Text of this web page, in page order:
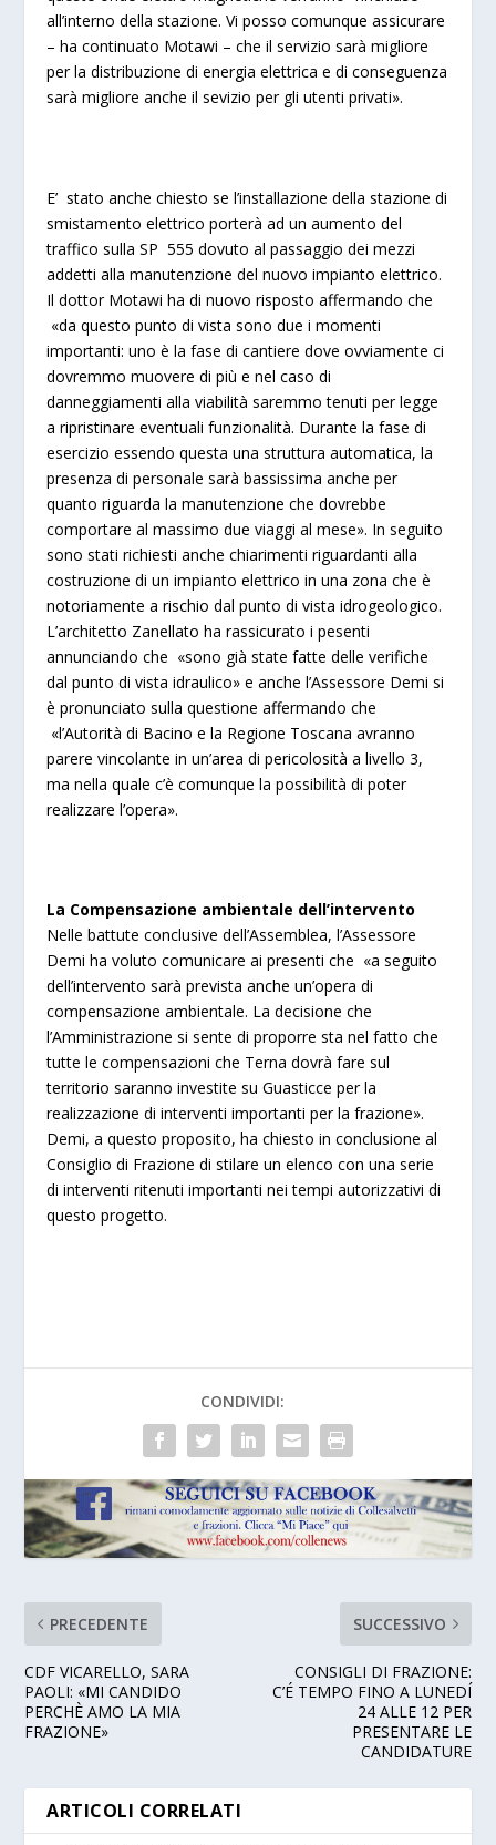
all’interno della stazione. Vi posso comunque assicurare
– ha continuato Motawi – che il servizio sarà migliore
per la distribuzione di energia elettrica e di conseguenza
sarà migliore anche il sevizio per gli utenti privati».
E’ stato anche chiesto se l’installazione della stazione di
smistamento elettrico porterà ad un aumento del
traffico sulla SP 555 dovuto al passaggio dei mezzi
addetti alla manutenzione del nuovo impianto elettrico.
Il dottor Motawi ha di nuovo risposto affermando che
«da questo punto di vista sono due i momenti
importanti: uno è la fase di cantiere dove ovviamente ci
dovremmo muovere di più e nel caso di
danneggiamenti alla viabilità saremmo tenuti per legge
a ripristinare eventuali funzionalità. Durante la fase di
esercizio essendo questa una struttura automatica, la
presenza di personale sarà bassissima anche per
quanto riguarda la manutenzione che dovrebbe
comportare al massimo due viaggi al mese». In seguito
sono stati richiesti anche chiarimenti riguardanti alla
costruzione di un impianto elettrico in una zona che è
notoriamente a rischio dal punto di vista idrogeologico.
L’architetto Zanellato ha rassicurato i pesenti
annunciando che «sono già state fatte delle verifiche
dal punto di vista idraulico» e anche l’Assessore Demi si
è pronunciato sulla questione affermando che
«l’Autorità di Bacino e la Regione Toscana avranno
parere vincolante in un’area di pericolosità a livello 3,
ma nella quale c’è comunque la possibilità di poter
realizzare l’opera».
La Compensazione ambientale dell’intervento
Nelle battute conclusive dell’Assemblea, l’Assessore
Demi ha voluto comunicare ai presenti che «a seguito
dell’intervento sarà prevista anche un’opera di
compensazione ambientale. La decisione che
l’Amministrazione si sente di proporre sta nel fatto che
tutte le compensazioni che Terna dovrà fare sul
territorio saranno investite su Guasticce per la
realizzazione di interventi importanti per la frazione».
Demi, a questo proposito, ha chiesto in conclusione al
Consiglio di Frazione di stilare un elenco con una serie
di interventi ritenuti importanti nei tempi autorizzativi di
questo progetto.
CONDIVIDI:
PRECEDENTE
CDF VICARELLO, SARA
PAOLI: «MI CANDIDO
PERCHÈ AMO LA MIA
FRAZIONE»
SUCCESSIVO
CONSIGLI DI FRAZIONE:
C’É TEMPO FINO A LUNEDÍ
24 ALLE 12 PER
PRESENTARE LE
CANDIDATURE
ARTICOLI CORRELATI